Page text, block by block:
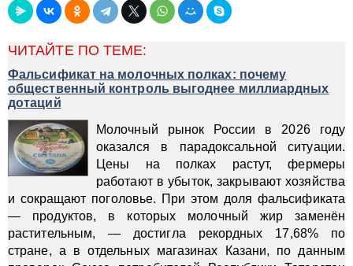
ЧИТАЙТЕ ПО ТЕМЕ:
Фальсификат на молочных полках: почему
общественный контроль выгоднее миллиардных
дотаций
Молочный рынок России в 2026 году
оказался в парадоксальной ситуации.
Цены на полках растут, фермеры
работают в убыток, закрывают хозяйства
и сокращают поголовье. При этом доля фальсификата
— продуктов, в которых молочный жир заменён
растительным, — достигла рекордных 17,68% по
стране, а в отдельных магазинах Казани, по данным